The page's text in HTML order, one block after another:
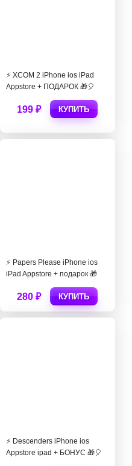
⚡️ XCOM 2 iPhone ios iPad
Appstore + ПОДАРОК 🎁🎈
199 ₽ КУПИТЬ
⚡️ Papers Please iPhone ios
iPad Appstore + подарок 🎁
280 ₽ КУПИТЬ
⚡️ Descenders iPhone ios
Appstore ipad + БОНУС 🎁🎈